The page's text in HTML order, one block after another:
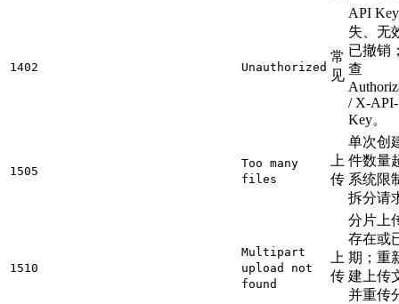
1402 Unauthorized
常
见
API
失、无
已撤销
查
/ X-API-
Key。
1505
Too many
files
上
传
单次创
件数量
系统限
拆分请
1510
Multipart
upload not
found
上
传
分片上
存在或
期；重
建上传
并重传